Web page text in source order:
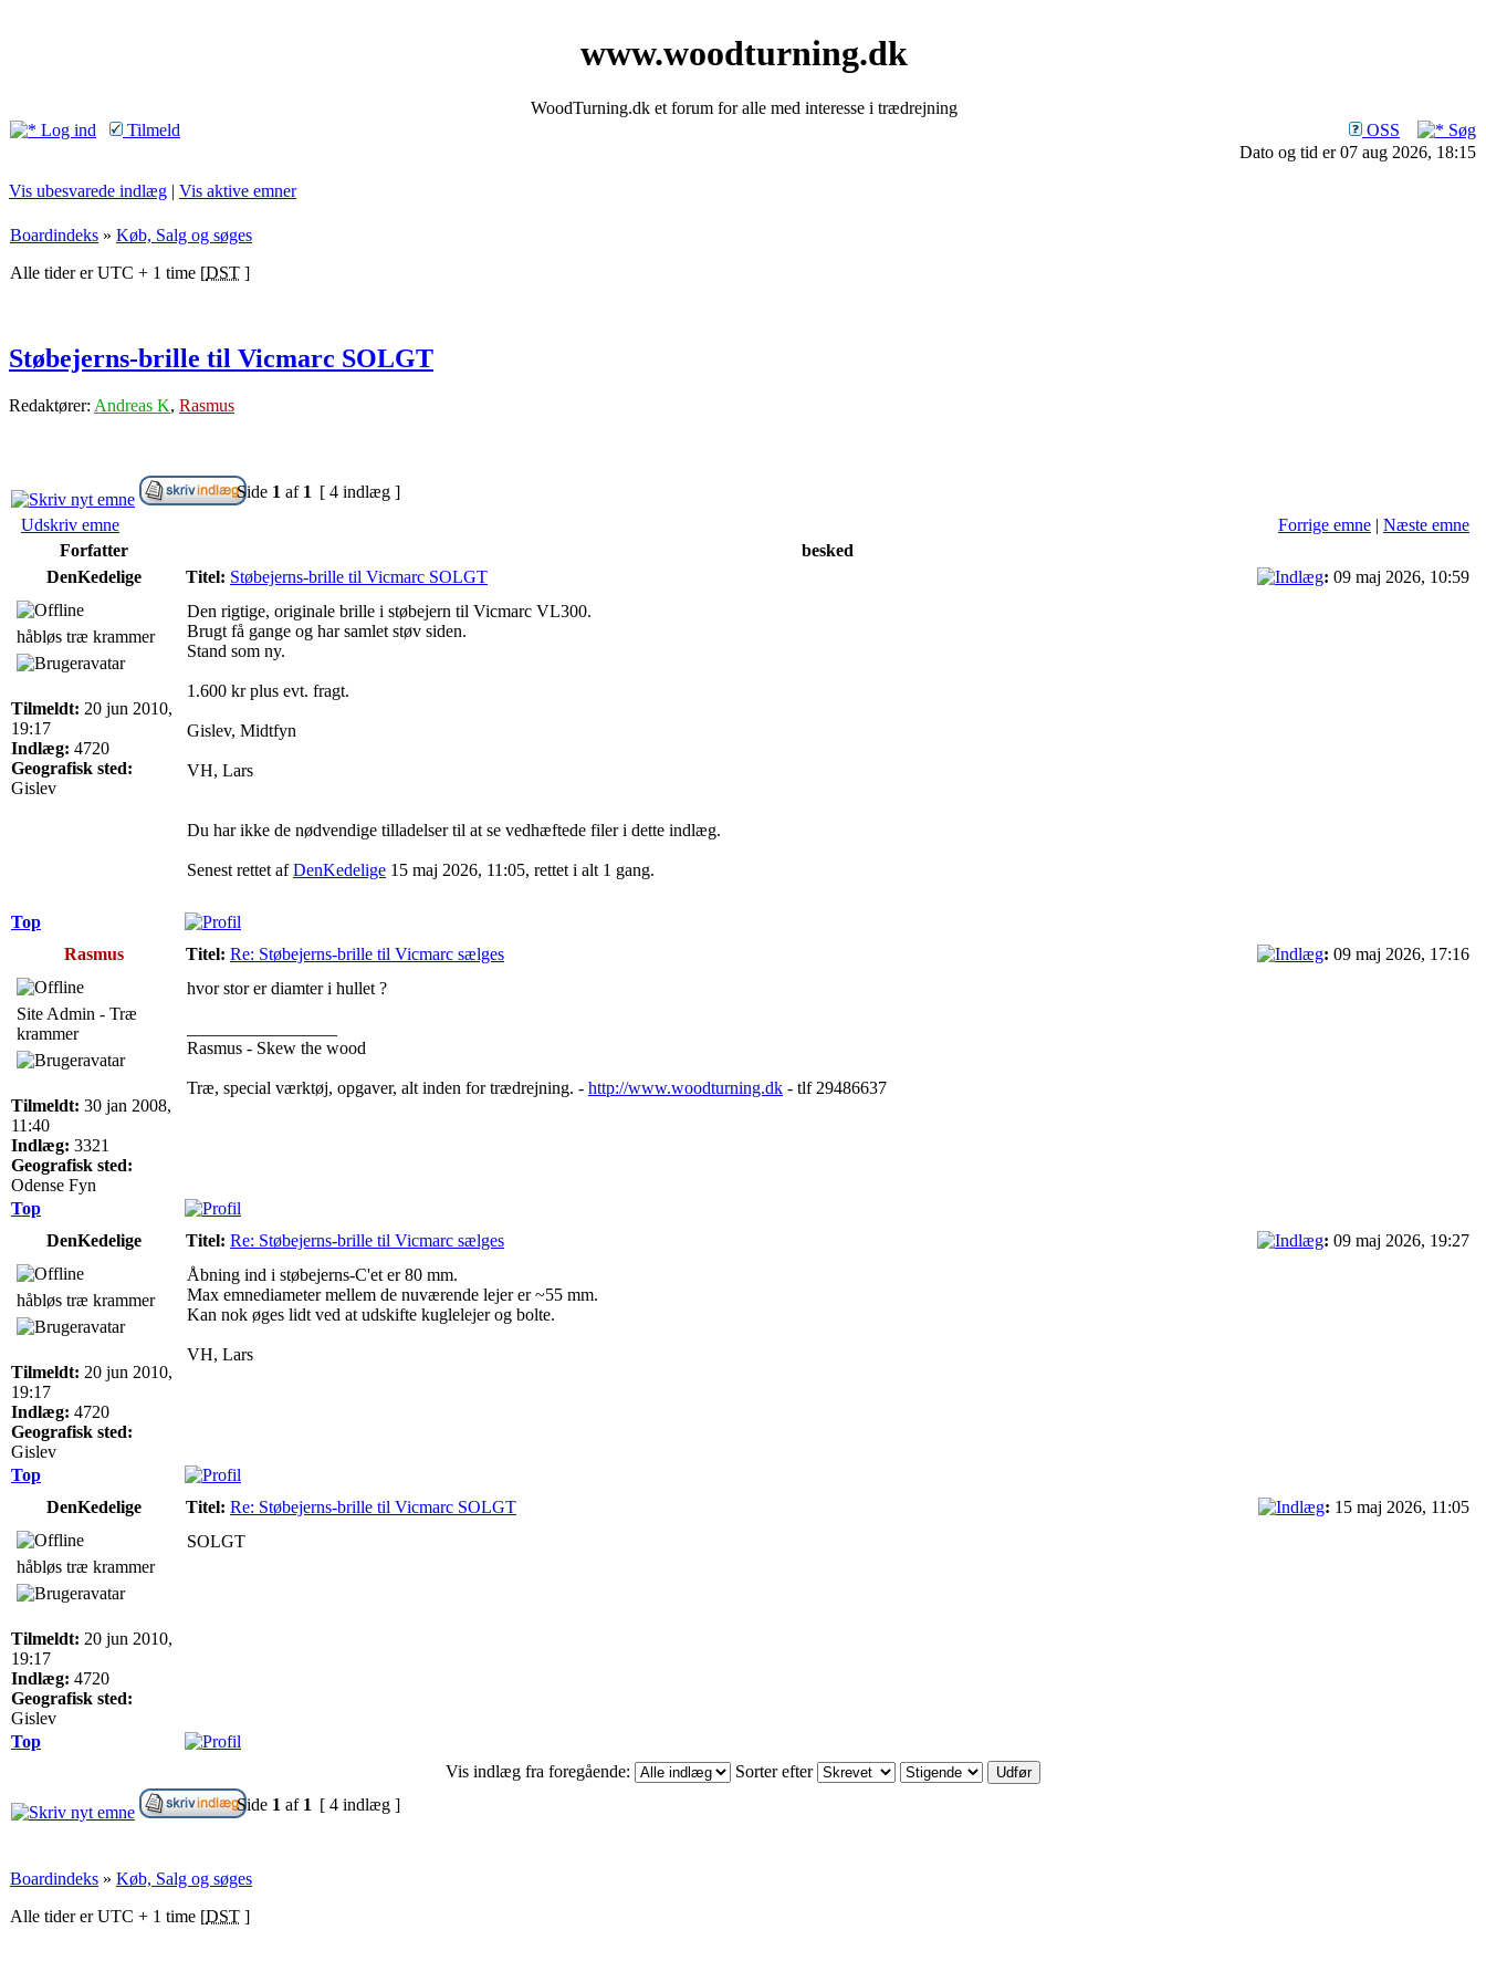
www.woodturning.dk
WoodTurning.dk et forum for alle med interesse i trædrejning
Log ind
Tilmeld OSS
Søg
Dato og tid er 07 aug 2026, 18:15
Vis ubesvarede indlæg | Vis aktive emner
Boardindeks » Køb, Salg og søges
Alle tider er UTC + 1 time [DST ]
Støbejerns-brille til Vicmarc SOLGT
Redaktører: Andreas K, Rasmus
Side 1 af 1 [ 4 indlæg ]
Udskriv emne
Forrige emne | Næste emne
Forfatter
besked
DenKedelige
Titel: Støbejerns-brille til Vicmarc SOLGT : 09 maj 2026, 10:59
håbløs træ krammer
Tilmeldt: 20 jun 2010,
19:17
Indlæg: 4720
Geografisk sted:
Gislev
Den rigtige, originale brille i støbejern til Vicmarc VL300.
Brugt få gange og har samlet støv siden.
Stand som ny.
1.600 kr plus evt. fragt.
Gislev, Midtfyn
VH, Lars
Du har ikke de nødvendige tilladelser til at se vedhæftede filer i dette indlæg.
Senest rettet afDenKedelige 15 maj 2026, 11:05, rettet i alt 1 gang.
Top
Rasmus
Titel: Re: Støbejerns-brille til Vicmarc sælges : 09 maj 2026, 17:16
Site Admin - Træ
krammer
Tilmeldt: 30 jan 2008,
11:40
Indlæg: 3321
Geografisk sted:
Odense Fyn
hvor stor er diamter i hullet ?
Rasmus - Skew the wood
Træ, special værktøj, opgaver, alt inden for trædrejning. - http://www.woodturning.dk - tlf 29486637
Top
DenKedelige
Titel: Re: Støbejerns-brille til Vicmarc sælges : 09 maj 2026, 19:27
håbløs træ krammer
Tilmeldt: 20 jun 2010,
19:17
Indlæg: 4720
Geografisk sted:
Gislev
Åbning ind i støbejerns-C'et er 80 mm.
Max emnediameter mellem de nuværende lejer er ~55 mm.
Kan nok øges lidt ved at udskifte kuglelejer og bolte.
VH, Lars
Top
DenKedelige
Titel: Re: Støbejerns-brille til Vicmarc SOLGT : 15 maj 2026, 11:05
håbløs træ krammer
Tilmeldt: 20 jun 2010,
19:17
Indlæg: 4720
Geografisk sted:
Gislev
SOLGT
Top
Vis indlæg fra foregående:
Sorter efter
Side 1 af 1 [ 4 indlæg ]
Boardindeks » Køb, Salg og søges
Alle tider er UTC + 1 time [DST ]